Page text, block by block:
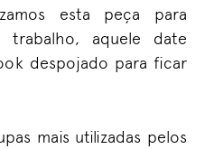
esta peça para
trabalho, aquele date
despojado para ficar
mais utilizadas pelos